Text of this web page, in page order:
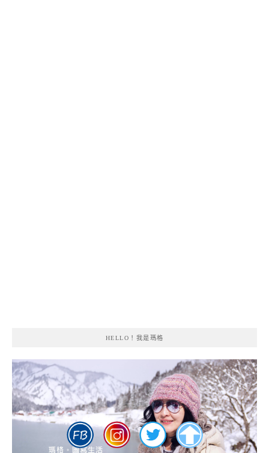
HELLO！我是瑪格